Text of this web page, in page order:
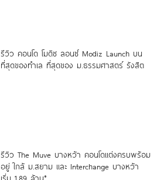
รีวิว คอนโด โมดิซ ลอนซ์ Modiz Launch บน
ที่สุดของทำเล ที่สุดของ ม.ธรรมศาสตร์ รังสิต
รีวิว The Muve บางหว้า คอนโดแต่งครบพร้อม
อยู่ ใกล้ ม.สยาม และ Interchange บางหว้า